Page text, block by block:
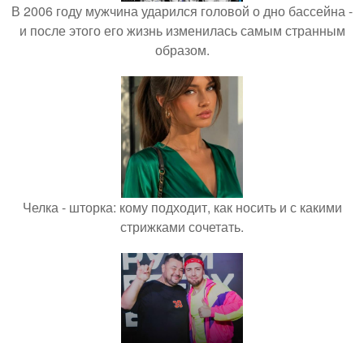
В 2006 году мужчина ударился головой о дно бассейна -
и после этого его жизнь изменилась самым странным
образом.
Челка - шторка: кому подходит, как носить и с какими
стрижками сочетать.